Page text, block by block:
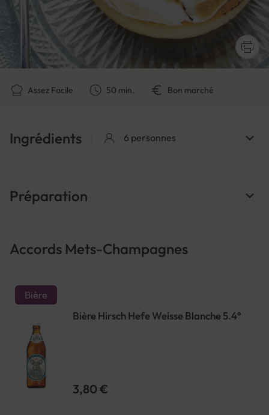
Assez Facile 50 min. Bon marché
Ingrédients 6 personnes
Préparation
Accords Mets-Champagnes
Bière
Bière Hirsch Hefe Weisse Blanche 5.4°
3,80 €